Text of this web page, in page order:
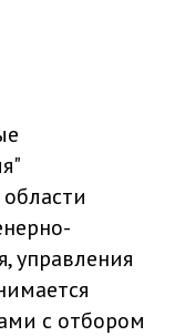
управления
с отбором